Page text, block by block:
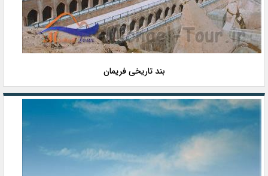
بند تاریخی فریمان